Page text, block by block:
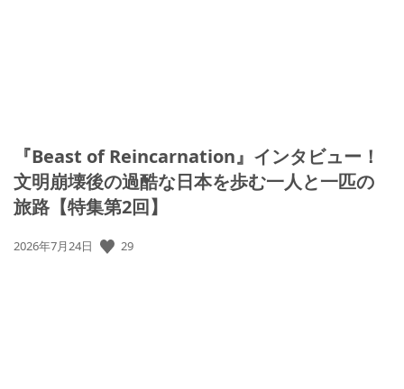
『Beast of Reincarnation』インタビュー！
文明崩壊後の過酷な日本を歩む一人と一匹の
旅路【特集第2回】
公
2026年7月24日 29